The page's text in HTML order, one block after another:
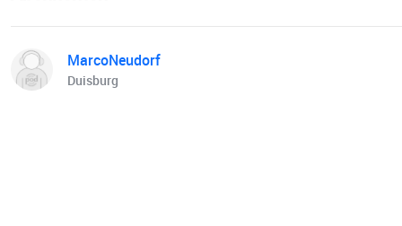
MarcoNeudorf
Duisburg